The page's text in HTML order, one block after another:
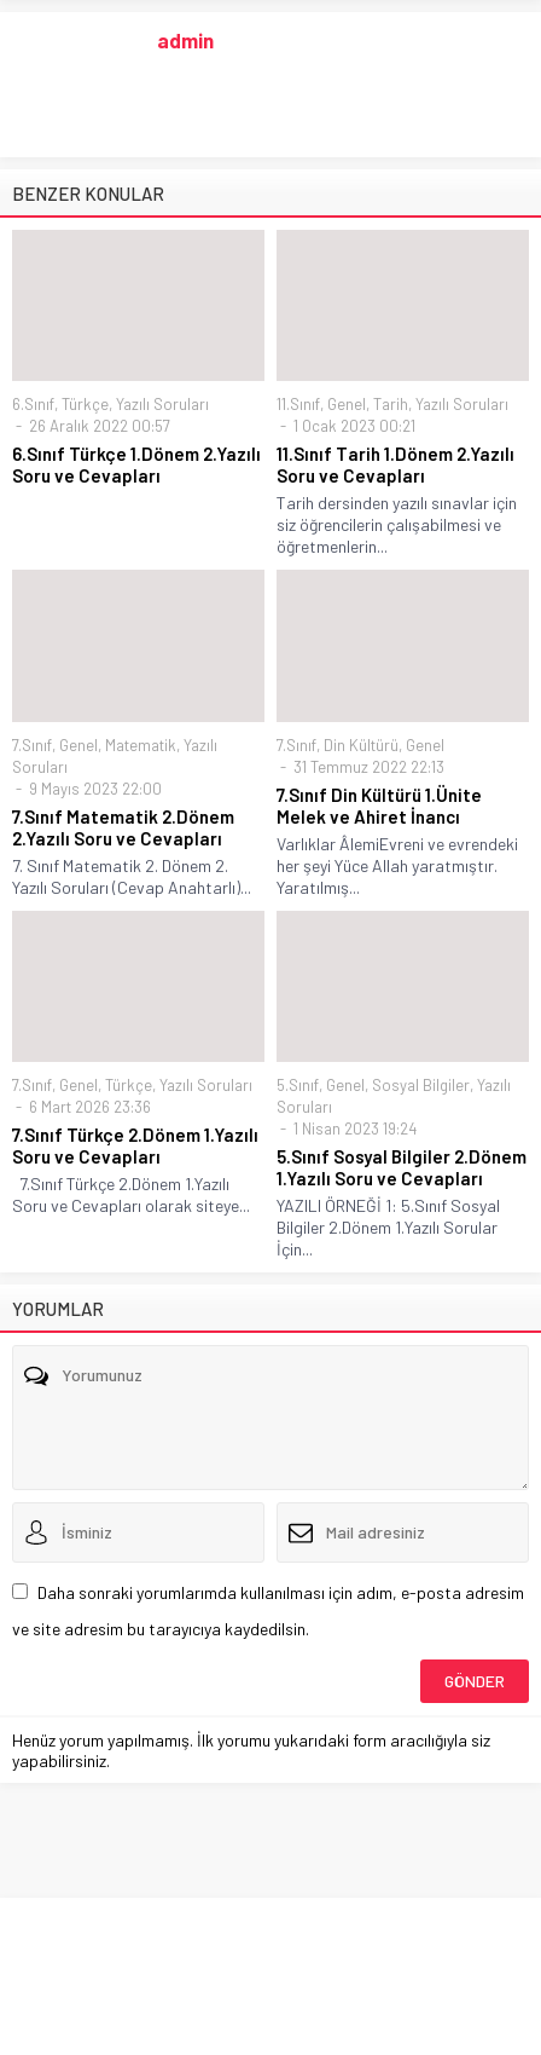
admin
BENZER KONULAR
6.Sınıf, Türkçe, Yazılı Soruları
26 Aralık 2022 00:57
6.Sınıf Türkçe 1.Dönem 2.Yazılı
Soru ve Cevapları
11.Sınıf, Genel, Tarih, Yazılı Soruları
1 Ocak 2023 00:21
11.Sınıf Tarih 1.Dönem 2.Yazılı
Soru ve Cevapları
Tarih dersinden yazılı sınavlar için
siz öğrencilerin çalışabilmesi ve
öğretmenlerin...
7.Sınıf, Genel, Matematik, Yazılı
Soruları
9 Mayıs 2023 22:00
7.Sınıf Matematik 2.Dönem
2.Yazılı Soru ve Cevapları
7. Sınıf Matematik 2. Dönem 2.
Yazılı Soruları (Cevap Anahtarlı)...
7.Sınıf, Din Kültürü, Genel
31 Temmuz 2022 22:13
7.Sınıf Din Kültürü 1.Ünite
Melek ve Ahiret İnancı
Varlıklar ÂlemiEvreni ve evrendeki
her şeyi Yüce Allah yaratmıştır.
Yaratılmış...
7.Sınıf, Genel, Türkçe, Yazılı Soruları
6 Mart 2026 23:36
7.Sınıf Türkçe 2.Dönem 1.Yazılı
Soru ve Cevapları
7.Sınıf Türkçe 2.Dönem 1.Yazılı
Soru ve Cevapları olarak siteye...
5.Sınıf, Genel, Sosyal Bilgiler, Yazılı
Soruları
1 Nisan 2023 19:24
5.Sınıf Sosyal Bilgiler 2.Dönem
1.Yazılı Soru ve Cevapları
YAZILI ÖRNEĞİ 1: 5.Sınıf Sosyal
Bilgiler 2.Dönem 1.Yazılı Sorular
İçin...
YORUMLAR
Daha sonraki yorumlarımda kullanılması için adım, e-posta adresim
ve site adresim bu tarayıcıya kaydedilsin.
Henüz yorum yapılmamış. İlk yorumu yukarıdaki form aracılığıyla siz
yapabilirsiniz.